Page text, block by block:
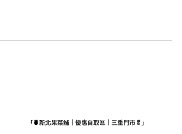
「🍍新北果菜舖｜優惠自取區｜三重門市🥬」